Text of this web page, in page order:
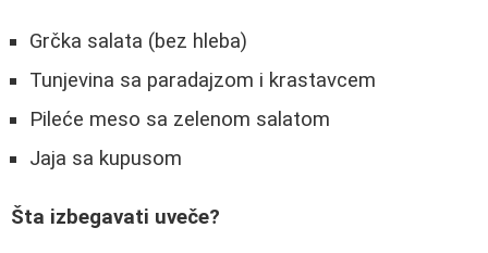
Grčka salata (bez hleba)
Tunjevina sa paradajzom i krastavcem
Pileće meso sa zelenom salatom
Jaja sa kupusom
Šta izbegavati uveče?